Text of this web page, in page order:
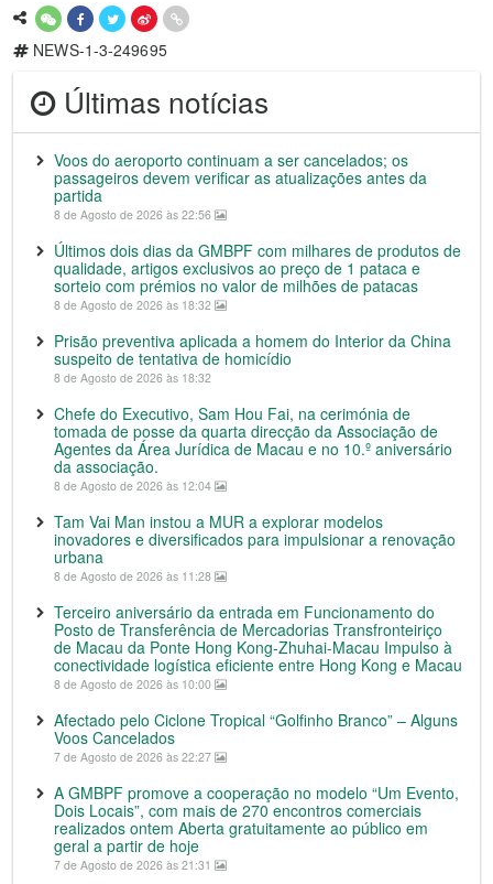
NEWS-1-3-249695
Últimas notícias
Voos do aeroporto continuam a ser cancelados; os
passageiros devem verificar as atualizações antes da
partida
8 de Agosto de 2026 às 22:56
Últimos dois dias da GMBPF com milhares de produtos de
qualidade, artigos exclusivos ao preço de 1 pataca e
sorteio com prémios no valor de milhões de patacas
8 de Agosto de 2026 às 18:32
Prisão preventiva aplicada a homem do Interior da China
suspeito de tentativa de homicídio
8 de Agosto de 2026 às 18:32
Chefe do Executivo, Sam Hou Fai, na cerimónia de
tomada de posse da quarta direcção da Associação de
Agentes da Área Jurídica de Macau e no 10.º aniversário
da associação.
8 de Agosto de 2026 às 12:04
Tam Vai Man instou a MUR a explorar modelos
inovadores e diversificados para impulsionar a renovação
urbana
8 de Agosto de 2026 às 11:28
Terceiro aniversário da entrada em Funcionamento do
Posto de Transferência de Mercadorias Transfronteiriço
de Macau da Ponte Hong Kong-Zhuhai-Macau Impulso à
conectividade logística eficiente entre Hong Kong e Macau
8 de Agosto de 2026 às 10:00
Afectado pelo Ciclone Tropical “Golfinho Branco” – Alguns
Voos Cancelados
7 de Agosto de 2026 às 22:27
A GMBPF promove a cooperação no modelo “Um Evento,
Dois Locais”, com mais de 270 encontros comerciais
realizados ontem Aberta gratuitamente ao público em
geral a partir de hoje
7 de Agosto de 2026 às 21:31